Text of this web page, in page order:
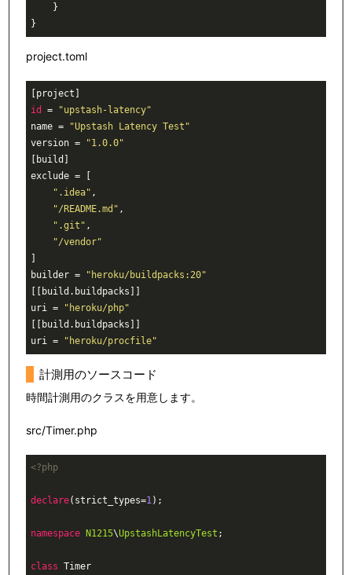
}
}
project.toml
id
=
"upstash-latency"
name =
"Upstash Latency Test"
version =
"1.0.0"
[build]
exclude = [
".idea" ,
"/README.md" ,
".git" ,
"/vendor"
]
builder =
"heroku/buildpacks:20"
[[build.buildpacks]]
uri =
"heroku/php"
[[build.buildpacks]]
uri =
"heroku/procfile"
計測用のソースコード
時間計測用のクラスを用意します。
src/Timer.php
<?php
declare(strict_types=1 ) ;
namespace N1215\UpstashLatencyTest ;
class Timer